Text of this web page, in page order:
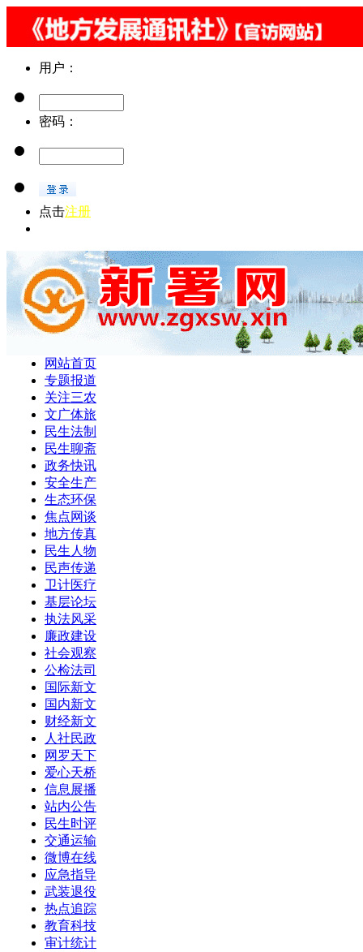
用户：
密码：
点击注册
网站首页
专题报道
关注三农
文广体旅
民生法制
民生聊斋
政务快讯
安全生产
生态环保
焦点网谈
地方传真
民生人物
民声传递
卫计医疗
基层论坛
执法风采
廉政建设
社会观察
公检法司
国际新文
国内新文
财经新文
人社民政
网罗天下
爱心天桥
信息展播
站内公告
民生时评
交通运输
微博在线
应急指导
武装退役
热点追踪
教育科技
审计统计